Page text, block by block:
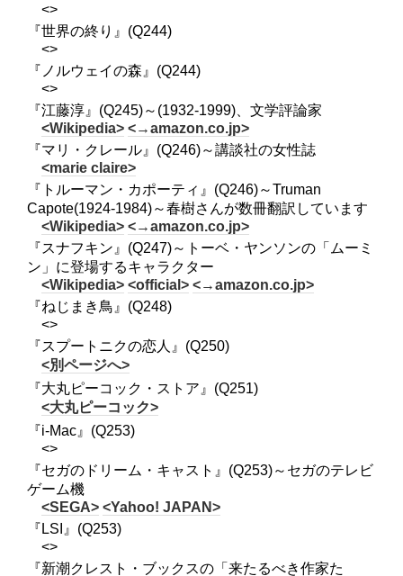
<>
『世界の終り』(Q244)
<>
『ノルウェイの森』(Q244)
<>
『江藤淳』(Q245)～(1932-1999)、文学評論家
<Wikipedia> <→amazon.co.jp>
『マリ・クレール』(Q246)～講談社の女性誌
<marie claire>
『トルーマン・カポーティ』(Q246)～Truman
Capote(1924-1984)～春樹さんが数冊翻訳しています
<Wikipedia> <→amazon.co.jp>
『スナフキン』(Q247)～トーベ・ヤンソンの「ムーミ
ン」に登場するキャラクター
<Wikipedia> <official> <→amazon.co.jp>
『ねじまき鳥』(Q248)
<>
『スプートニクの恋人』(Q250)
<別ページへ>
『大丸ピーコック・ストア』(Q251)
<大丸ピーコック>
『i-Mac』(Q253)
<>
『セガのドリーム・キャスト』(Q253)～セガのテレビ
ゲーム機
<SEGA> <Yahoo! JAPAN>
『LSI』(Q253)
<>
『新潮クレスト・ブックスの「来たるべき作家た